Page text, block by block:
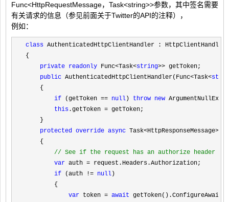
Func<HttpRequestMessage，Task<string>>参数，其中签名需要
有关请求的信息（参见前面关于Twitter的API的注释），
例如：
class AuthenticatedHttpClientHandler : HttpClientHandler
{
private readonly Func<Task<string>> getToken;
public AuthenticatedHttpClientHandler(Func<Task<
    {
if (getToken == null ) throw new
this .getToken = getToken;
    }
protected override async Task<HttpResponseMessage>
    {
// See if the request has an authorize header
var auth = request.Headers.Authorization;
if (auth != null )
        {
var token = await getToken().ConfigureAwait(